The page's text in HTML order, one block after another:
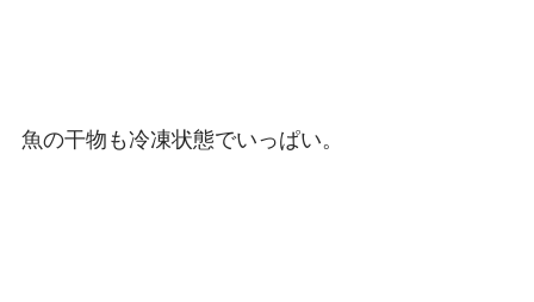
魚の干物も冷凍状態でいっぱい。